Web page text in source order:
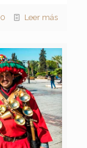
0 Leer más